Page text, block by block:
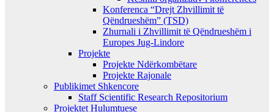
Konferenca “Drejt Zhvillimit të
Qëndrueshëm” (TSD)
Zhurnali i Zhvillimit të Qëndrueshëm i
Europes Jug-Lindore
Projekte
Projekte Ndërkombëtare
Projekte Rajonale
Publikimet Shkencore
Staff Scientific Research Repositorium
Projektet Hulumtuese